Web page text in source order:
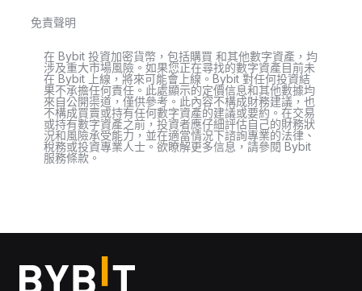
免責聲明
在 Bybit 投資加密貨幣，包括購買 和其他數字資產，均
涉及重大市場風險。如果您正在尋找的數字資產目前未
在 Bybit 上線，將來可能會上線。Bybit 對任何投資結
果不承擔任何責任。此處顯示的定價信息和其他數據均
來自公開渠道，僅供參考。此內容不構成財務建議，也
不構成買賣或持有任何數字資產的建議或要約。在交易
或持有數字資產之前，投資者應仔細評估自己的財務狀
況和風險承受能力，並在適當情況下諮詢專業的法律、
稅務或投資專業人士。欲瞭解更多信息，請參閱 Bybit
服務條款。